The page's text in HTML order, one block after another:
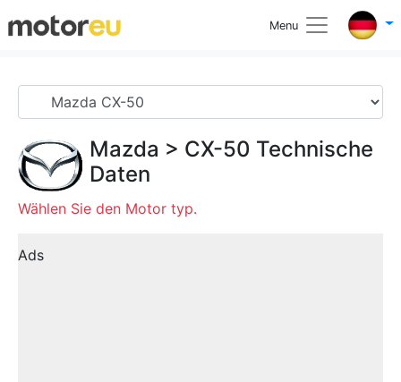
Menu
Mazda > CX-50 Technische
Daten
Wählen Sie den Motor typ.
Ads